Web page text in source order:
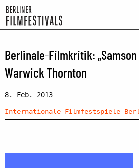
Berlinale-Filmkritik: „Samson
Warwick Thornton
8. Feb. 2013
Internationale Filmfestspiele